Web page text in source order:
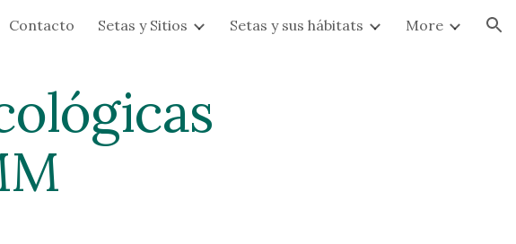
Skip to navigation
Contacto Setas y Sitios Setas y sus hábitats More